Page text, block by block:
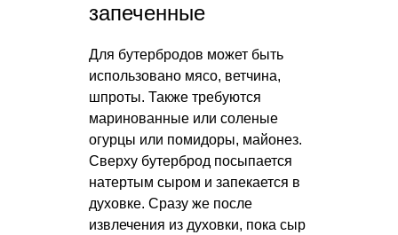
запеченные
Для бутербродов может быть
использовано мясо, ветчина,
шпроты. Также требуются
маринованные или соленые
огурцы или помидоры, майонез.
Сверху бутерброд посыпается
натертым сыром и запекается в
духовке. Сразу же после
извлечения из духовки, пока сыр